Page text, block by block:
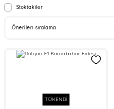
Stoktakiler
TÜKENDİ